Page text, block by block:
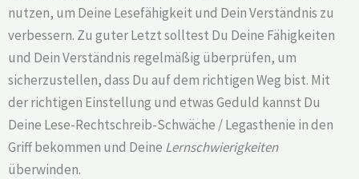
nutzen, um Deine Lesefähigkeit und Dein Verständnis zu
verbessern. Zu guter Letzt solltest Du Deine Fähigkeiten
und Dein Verständnis regelmäßig überprüfen, um
sicherzustellen, dass Du auf dem richtigen Weg bist. Mit
der richtigen Einstellung und etwas Geduld kannst Du
Deine Lese-Rechtschreib-Schwäche / Legasthenie in den
Griff bekommen und Deine Lernschwierigkeiten
überwinden.